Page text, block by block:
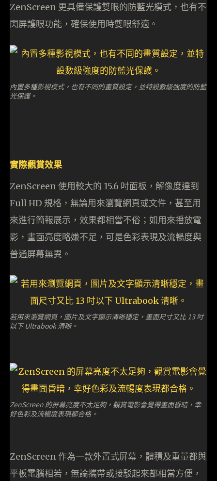
ZenScreen 更具備保護雙眼的防藍光模式，也有不
閃屏護眼功能，確保使用時雙眼舒適。
內置多種影視模式，也有不同的畫質設定，並特設數級強度的防藍
光保護。
實際觀賞效果
ZenScreen 使用較大的 15.6 吋面板，解像度達到
Full HD 規格，無論用來瀏覽網頁或文件，甚至用
來進行簡報展示，效果都相當不俗；如用來播放電
影，畫面亮度略嫌不足，可是色彩表現及流暢度與
普通屏幕無異。
若用來瀏覽網頁，圖片及文字顯示清晰穩定，畫面尺寸又比 13 吋
以下 Ultrabook 清晰。
ZenScreen 的屏幕亮度不太足夠，觀賞電影會覺得畫面昏暗，幸
好色彩及流暢度表現都合格。
ZenScreen 作為一款外置式屏幕，體積及重量都與
平板電腦相若，無論攜帶或接駁起來都相當方便，